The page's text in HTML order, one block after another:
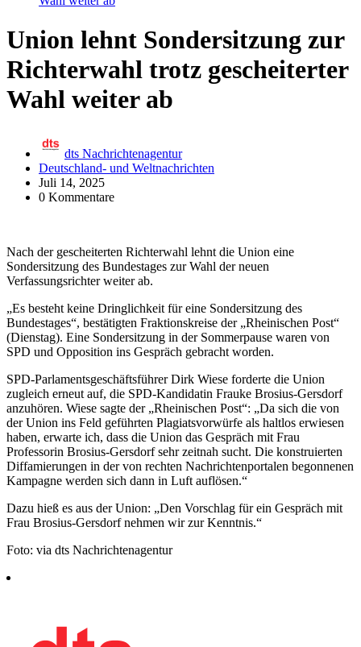
Union lehnt Sondersitzung zur
Richterwahl trotz gescheiterter
Wahl weiter ab
dts Nachrichtenagentur
Deutschland- und Weltnachrichten
Juli 14, 2025
0 Kommentare
Nach der gescheiterten Richterwahl lehnt die Union eine
Sondersitzung des Bundestages zur Wahl der neuen
Verfassungsrichter weiter ab.
„Es besteht keine Dringlichkeit für eine Sondersitzung des
Bundestages“, bestätigten Fraktionskreise der „Rheinischen Post“
(Dienstag). Eine Sondersitzung in der Sommerpause waren von
SPD und Opposition ins Gespräch gebracht worden.
SPD-Parlamentsgeschäftsführer Dirk Wiese forderte die Union
zugleich erneut auf, die SPD-Kandidatin Frauke Brosius-Gersdorf
anzuhören. Wiese sagte der „Rheinischen Post“: „Da sich die von
der Union ins Feld geführten Plagiatsvorwürfe als haltlos erwiesen
haben, erwarte ich, dass die Union das Gespräch mit Frau
Professorin Brosius-Gersdorf sehr zeitnah sucht. Die konstruierten
Diffamierungen in der von rechten Nachrichtenportalen begonnenen
Kampagne werden sich dann in Luft auflösen.“
Dazu hieß es aus der Union: „Den Vorschlag für ein Gespräch mit
Frau Brosius-Gersdorf nehmen wir zur Kenntnis.“
Foto: via dts Nachrichtenagentur